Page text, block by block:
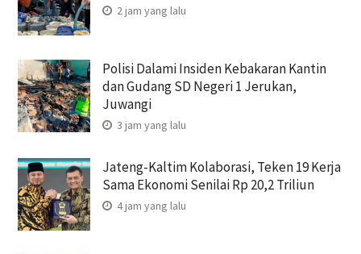
2 jam yang lalu
Polisi Dalami Insiden Kebakaran Kantin
dan Gudang SD Negeri 1 Jerukan,
Juwangi
3 jam yang lalu
Jateng-Kaltim Kolaborasi, Teken 19 Kerja
Sama Ekonomi Senilai Rp 20,2 Triliun
4 jam yang lalu